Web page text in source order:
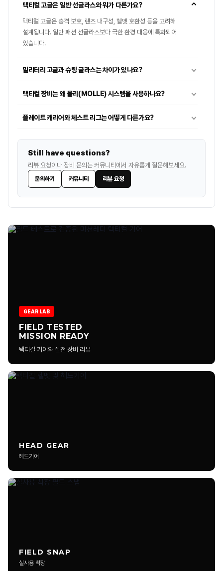
택티컬 고글은 일반 선글라스와 뭐가 다른가요?
택티컬 고글은 충격 보호, 렌즈 내구성, 헬멧 호환성 등을 고려해
설계됩니다. 일반 패션 선글라스보다 극한 환경 대응에 특화되어
있습니다.
밀리터리 고글과 슈팅 글라스는 차이가 있나요?
택티컬 장비는 왜 몰리(MOLLE) 시스템을 사용하나요?
플레이트 캐리어와 체스트 리그는 어떻게 다른가요?
택티컬 장갑은 어떤 기준으로 선택하나요?
헬멧 레일과 마운트는 어디에 사용하나요?
택티컬 부츠는 일반 등산화와 차이가 있나요?
포켓 구조와 원단 강도가 일반 의류보다 강화된 경우가 많습니다.
컴뱃 셔츠는 왜 몸통과 팔 원단이 다른가요?
택티컬 팬츠는 어떻게 선택하는 게 좋나요?
택티컬 의류는 사이즈를 크게 입어야 하나요?
무릎 패드가 들어가는 팬츠는 실사용 차이가 큰가요?
리뷰 작성 시 50P가 지급되나요?
Still have questions?
리뷰 요청이나 장비 문의는 커뮤니티에서 자유롭게 질문해보세요.
문의하기 커뮤니티 리뷰 요청
GEAR LAB
FIELD TESTED
MISSION READY
택티컬 기어와 실전 장비 리뷰
HEAD GEAR
헤드기어
FIELD SNAP
실사용 착장